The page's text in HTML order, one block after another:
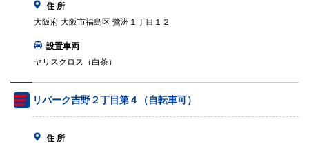
住 所
大阪府 大阪市福島区 鷺洲１丁目１２
設置車両
ヤリスクロス（白茶）
リパーク吉野２丁目第４（自転車可）
住 所